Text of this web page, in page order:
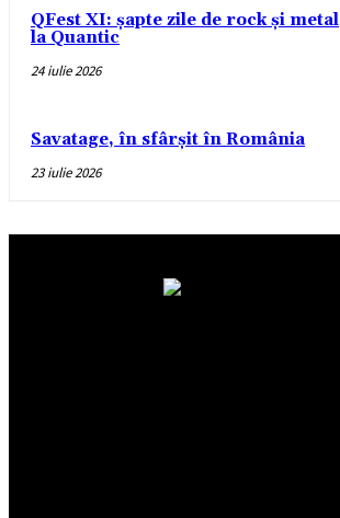
QFest XI: șapte zile de rock și metal
la Quantic
24 iulie 2026
Savatage, în sfârșit în România
23 iulie 2026